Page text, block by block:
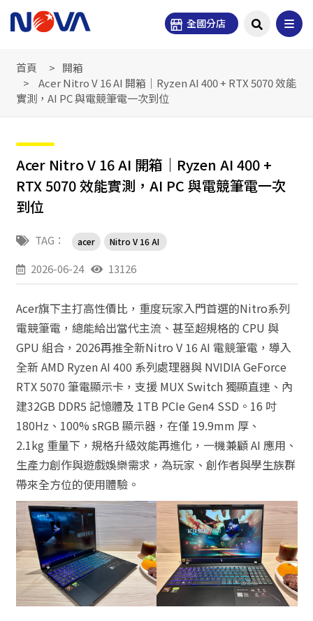
全國分店
首頁
開箱
Acer Nitro V 16 AI 開箱｜Ryzen AI 400 + RTX 5070 效能
實測，AI PC 與電競筆電一次到位
Acer Nitro V 16 AI 開箱｜Ryzen AI 400 +
RTX 5070 效能實測，AI PC 與電競筆電一次
到位
TAG： acer Nitro V 16 AI
2026-06-24 13126
Acer旗下主打高性價比，重度玩家入門首選的Nitro系列
電競筆電，總能給出當代主流、甚至超規格的 CPU 與
GPU 組合，2026再推全新Nitro V 16 AI 電競筆電，導入
全新 AMD Ryzen AI 400 系列處理器與 NVIDIA GeForce
RTX 5070 筆電顯示卡，支援 MUX Switch 獨顯直連、內
建32GB DDR5 記憶體及 1TB PCIe Gen4 SSD。16 吋
180Hz、100% sRGB 顯示器，在僅 19.9mm 厚、
2.1kg 重量下，規格升級效能再進化，一機兼顧 AI 應用、
生產力創作與遊戲娛樂需求，為玩家、創作者與學生族群
帶來全方位的使用體驗。